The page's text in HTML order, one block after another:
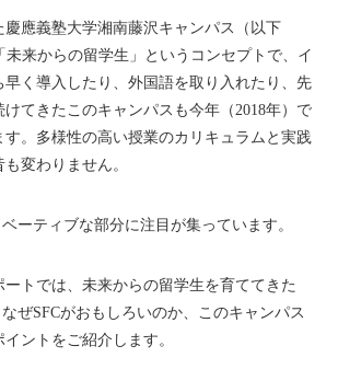
慶應義塾大学湘南藤沢キャンパス（以下
未来からの留学生」というコンセプトで、イ
早く導入したり、外国語を取り入れたり、先
てきたこのキャンパスも今年（2018年）で
す。多様性の高い授業のカリキュラムと実践
変わりません。
ーティブな部分に注目が集っています。
トでは、未来からの留学生を育ててきた
ぜSFCがおもしろいのか、このキャンパス
ントをご紹介します。